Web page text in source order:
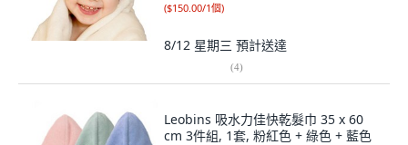
($150.00/1個)
8/12 星期三 預計送達
(4)
Leobins 吸水力佳快乾髮巾 35 x 60
cm 3件組, 1套, 粉紅色 + 綠色 + 藍色